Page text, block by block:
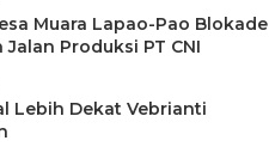
Muara Lapao-Pao Blokade
Produksi PT CNI
Lebih Dekat Vebrianti